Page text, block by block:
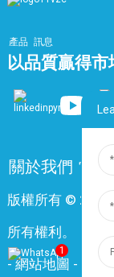
產品 訊息
以品質贏得
關於我們 常
版權所有 © 2024
所有權利。
-網站地圖 -
1